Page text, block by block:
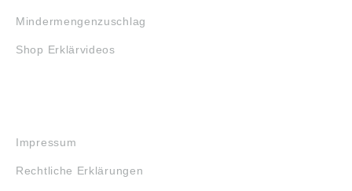
Mindermengenzuschlag
Shop Erklärvideos
Impressum
Rechtliche Erklärungen